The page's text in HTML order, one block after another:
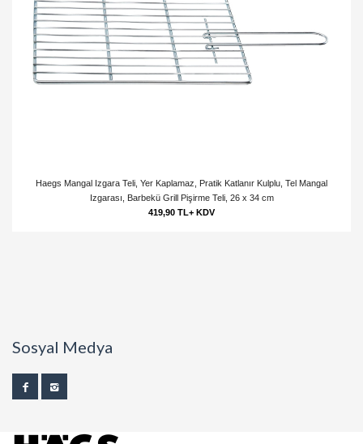
Haegs Mangal Izgara Teli, Yer Kaplamaz, Pratik Katlanır Kulplu, Tel Mangal
Izgarası, Barbekü Grill Pişirme Teli, 26 x 34 cm
419,90 TL+ KDV
Sosyal Medya